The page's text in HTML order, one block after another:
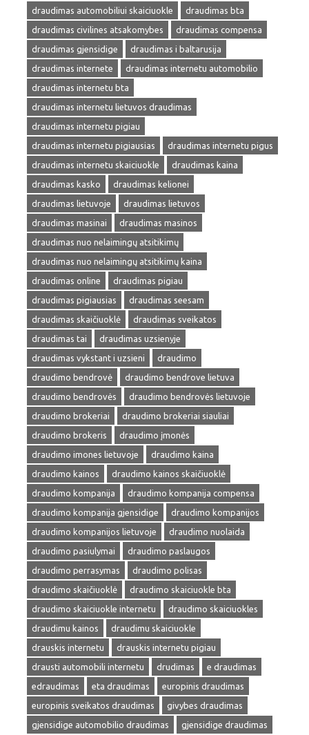
draudimas automobiliui skaiciuokle
draudimas bta
draudimas civilines atsakomybes
draudimas compensa
draudimas gjensidige
draudimas i baltarusija
draudimas internete
draudimas internetu automobilio
draudimas internetu bta
draudimas internetu lietuvos draudimas
draudimas internetu pigiau
draudimas internetu pigiausias
draudimas internetu pigus
draudimas internetu skaiciuokle
draudimas kaina
draudimas kasko
draudimas kelionei
draudimas lietuvoje
draudimas lietuvos
draudimas masinai
draudimas masinos
draudimas nuo nelaimingų atsitikimų
draudimas nuo nelaimingų atsitikimų kaina
draudimas online
draudimas pigiau
draudimas pigiausias
draudimas seesam
draudimas skaičiuoklė
draudimas sveikatos
draudimas tai
draudimas uzsienyje
draudimas vykstant i uzsieni
draudimo
draudimo bendrovė
draudimo bendrove lietuva
draudimo bendrovės
draudimo bendrovės lietuvoje
draudimo brokeriai
draudimo brokeriai siauliai
draudimo brokeris
draudimo įmonės
draudimo imones lietuvoje
draudimo kaina
draudimo kainos
draudimo kainos skaičiuoklė
draudimo kompanija
draudimo kompanija compensa
draudimo kompanija gjensidige
draudimo kompanijos
draudimo kompanijos lietuvoje
draudimo nuolaida
draudimo pasiulymai
draudimo paslaugos
draudimo perrasymas
draudimo polisas
draudimo skaičiuoklė
draudimo skaiciuokle bta
draudimo skaiciuokle internetu
draudimo skaiciuokles
draudimu kainos
draudimu skaiciuokle
drauskis internetu
drauskis internetu pigiau
drausti automobili internetu
drudimas
e draudimas
edraudimas
eta draudimas
europinis draudimas
europinis sveikatos draudimas
givybes draudimas
gjensidige automobilio draudimas
gjensidige draudimas